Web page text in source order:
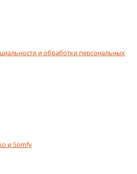
и обработки персональных
и Somfy